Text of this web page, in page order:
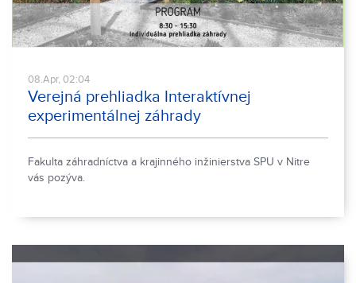
08.Apr, 02:04
Verejná prehliadka Interaktívnej
experimentálnej záhrady
Fakulta záhradníctva a krajinného inžinierstva SPU v Nitre
vás pozýva.